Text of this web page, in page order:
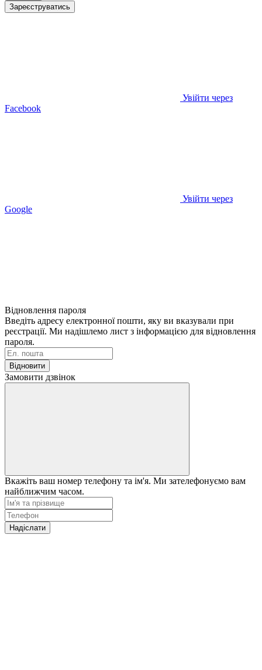
Зареєструватись
Увійти через
Facebook
Увійти через
Google
Відновлення пароля
Введіть адресу електронної пошти, яку ви вказували при
реєстрації. Ми надішлемо лист з інформацією для відновлення
пароля.
Відновити
Замовити дзвінок
Вкажіть ваш номер телефону та ім'я. Ми зателефонуємо вам
найближчим часом.
Надіслати